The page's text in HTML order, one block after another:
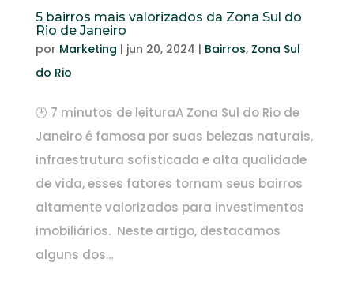
5 bairros mais valorizados da Zona Sul do
Rio de Janeiro
por Marketing | jun 20, 2024 | Bairros, Zona Sul
do Rio
🕑 7 minutos de leituraA Zona Sul do Rio de
Janeiro é famosa por suas belezas naturais,
infraestrutura sofisticada e alta qualidade
de vida, esses fatores tornam seus bairros
altamente valorizados para investimentos
imobiliários. Neste artigo, destacamos
alguns dos...